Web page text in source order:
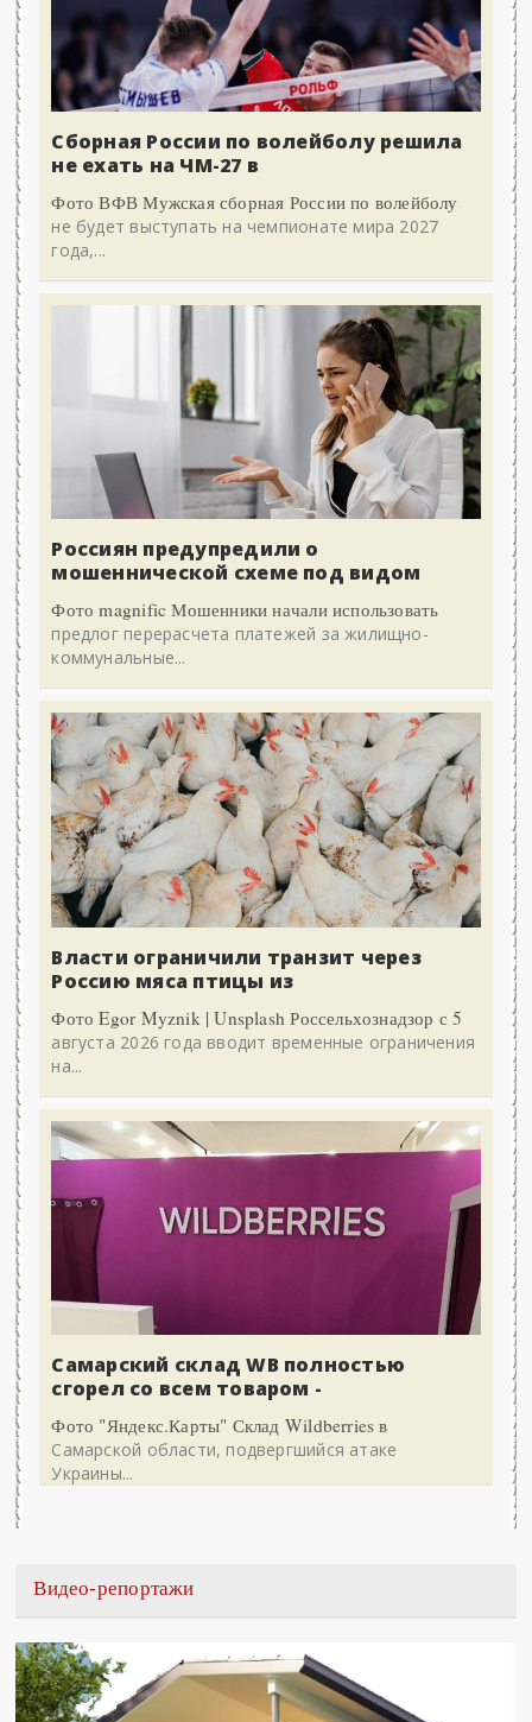
Сборная России по волейболу решила
не ехать на ЧМ-27 в
Фото ВФВ Мужская сборная России по волейболу
не будет выступать на чемпионате мира 2027
года,...
Россиян предупредили о
мошеннической схеме под видом
Фото magnific Мошенники начали использовать
предлог перерасчета платежей за жилищно-
коммунальные...
Власти ограничили транзит через
Россию мяса птицы из
Фото Egor Myznik | Unsplash Россельхознадзор с 5
августа 2026 года вводит временные ограничения
на...
Самарский склад WB полностью
сгорел со всем товаром -
Фото "Яндекс.Карты" Склад Wildberries в
Самарской области, подвергшийся атаке
Украины...
Видео-репортажи